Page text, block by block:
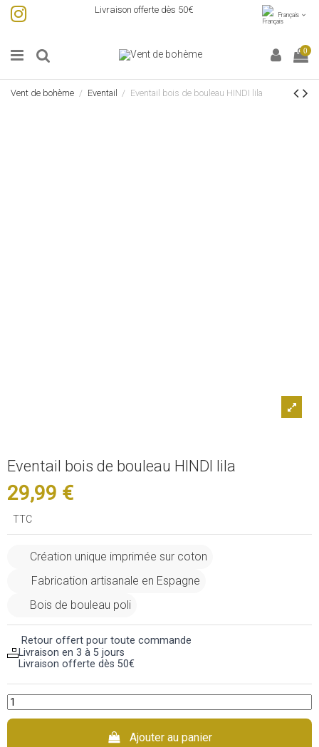
Livraison offerte dès 50€
Français
0
Vent de bohème Eventail Eventail bois de bouleau HINDI lila
Eventail bois de bouleau HINDI lila
29,99 €
TTC
Création unique imprimée sur coton
Fabrication artisanale en Espagne
Bois de bouleau poli
Retour offert pour toute commande
Livraison en 3 à 5 jours
Livraison offerte dès 50€
Ajouter au panier